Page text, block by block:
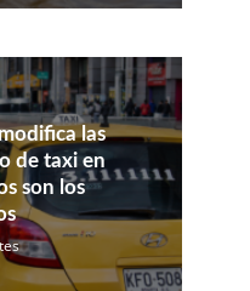
las
de taxi en
son los